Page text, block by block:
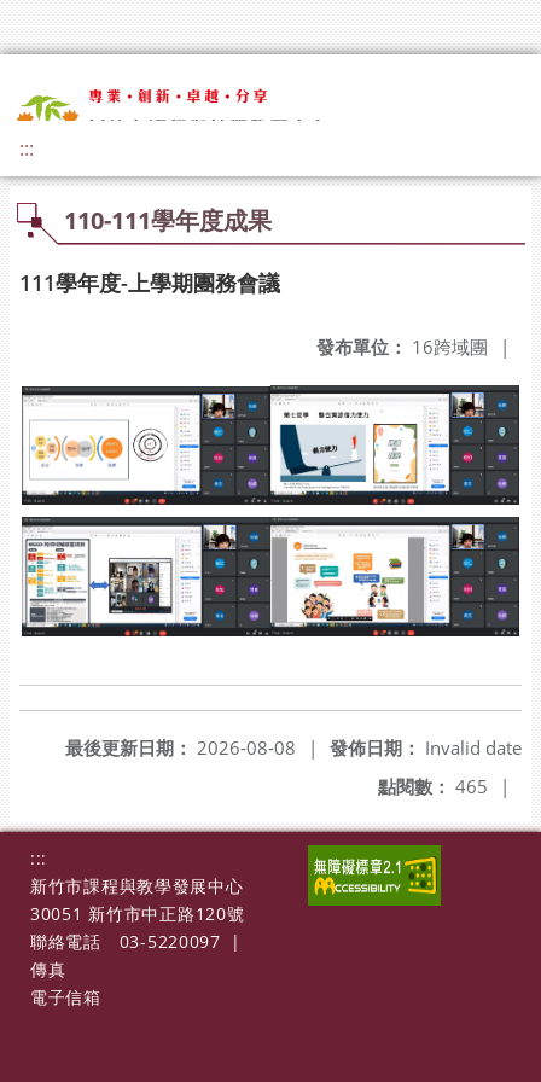
:::
110-111學年度成果
111學年度-上學期團務會議
發布單位： 16跨域團 |
發佈日期： Invalid date
最後更新日期： 2026-08-08
|
點閱數： 465 |
:::
新竹市課程與教學發展中心
30051 新竹市中正路120號
聯絡電話
03-5220097
|
傳真
電子信箱